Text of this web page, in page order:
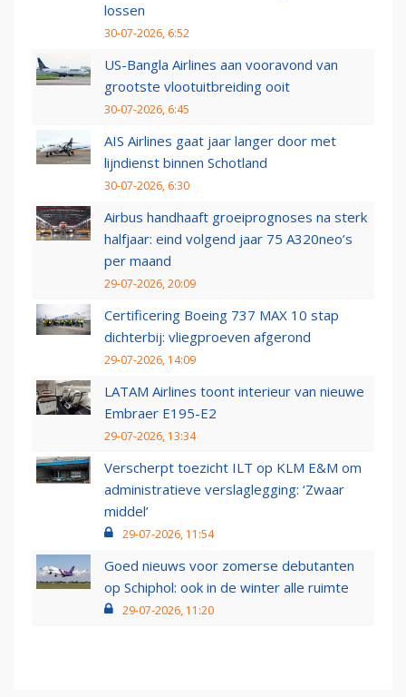
lossen
30-07-2026, 6:52
US-Bangla Airlines aan vooravond van
grootste vlootuitbreiding ooit
30-07-2026, 6:45
AIS Airlines gaat jaar langer door met
lijndienst binnen Schotland
30-07-2026, 6:30
Airbus handhaaft groeiprognoses na sterk
halfjaar: eind volgend jaar 75 A320neo’s
per maand
29-07-2026, 20:09
Certificering Boeing 737 MAX 10 stap
dichterbij: vliegproeven afgerond
29-07-2026, 14:09
LATAM Airlines toont interieur van nieuwe
Embraer E195-E2
29-07-2026, 13:34
Verscherpt toezicht ILT op KLM E&M om
administratieve verslaglegging: ‘Zwaar
middel’
29-07-2026, 11:54
Goed nieuws voor zomerse debutanten
op Schiphol: ook in de winter alle ruimte
29-07-2026, 11:20